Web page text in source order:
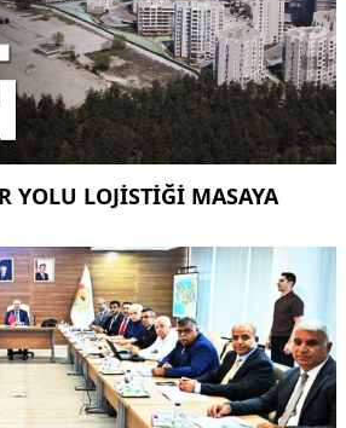
YOLU LOJİSTİĞİ MASAYA